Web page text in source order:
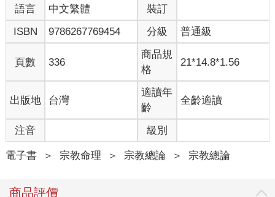
呢？其一是，那裡的大自然幾乎不曾遭受人為干預，始終維持原
始樣貌，並散發強大能量。我將那種能量稱為「氣」，另外也有
所謂「瑪那」（MANA）的宗教學專有名詞。少了「瑪那」，不
論是多麼超乎想像的
奇景，那個地方都不可能成為異界。
所謂的異界，雖然可以想成是能量場，但我首先想指出的是，被
世人廣泛討論的能量場不見得都有「能量」。很遺憾的是，一旦
人類之「氣」大量匯集，自然之「氣」就常會被徹底污染。也因
此，所謂的「優質能量場」往往都深藏於不為人知之處。
還有一個原因是，那裡存在某種歷史的積累。所謂「歷史的積
累」，意思並不是說歷史名人在那裡造就了什麼偉業。而是在時
間的長流中，必須有某種記憶滲入該處。那可能是人類的記憶，
至於最不為人知的異界在哪裡呢？不在亞馬遜或南極深處，其實
語言 中文繁體
裝訂
ISBN
9786267769454 分級 普通級
頁數 336
商品規
格
21*14.8*1.56
出版地 台灣
適讀年
齡
全齡適讀
注音 級別
電子書 ＞ 宗教命理 ＞ 宗教總論 ＞ 宗教總論
商品評價